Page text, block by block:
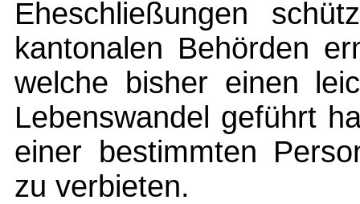
Eheschließungen
kantonalen Behörden
welche bisher einen
Lebenswandel geführt
einer bestimmten
zu verbieten.